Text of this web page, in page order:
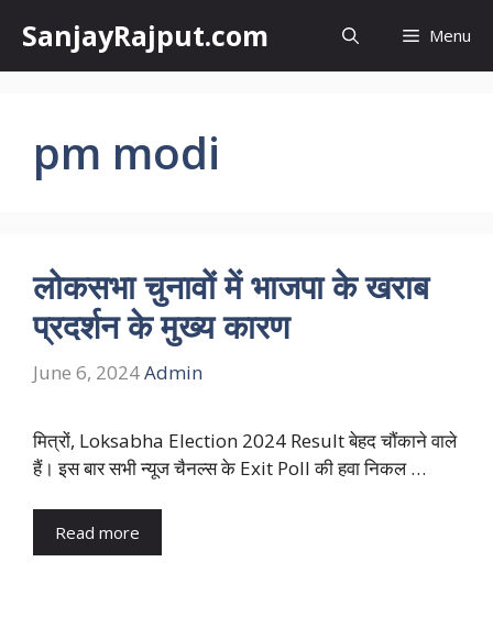
content
SanjayRajput.com Menu
pm modi
लोकसभा चुनावों में भाजपा के खराब
प्रदर्शन के मुख्य कारण
June 6, 2024Admin
मित्रों, Loksabha Election 2024 Result बेहद चौंकाने वाले
हैं। इस बार सभी न्यूज चैनल्स के Exit Poll की हवा निकल …
Read more